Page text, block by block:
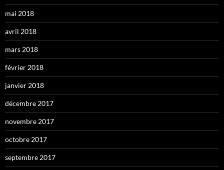
mai 2018
avril 2018
mars 2018
février 2018
janvier 2018
décembre 2017
novembre 2017
octobre 2017
septembre 2017